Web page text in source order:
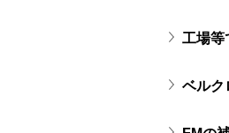
工場等
ベルク